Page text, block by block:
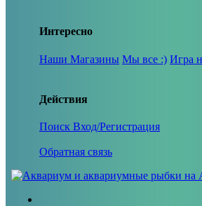
Интересно
Наши Магазины Мы все :) Игра
Действия
Поиск Вход/Регистрация
Обратная связь